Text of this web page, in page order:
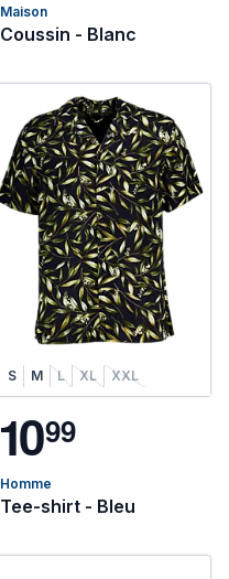
Maison
Coussin - Blanc
S M L XL XXL
1099
Homme
Tee-shirt - Bleu